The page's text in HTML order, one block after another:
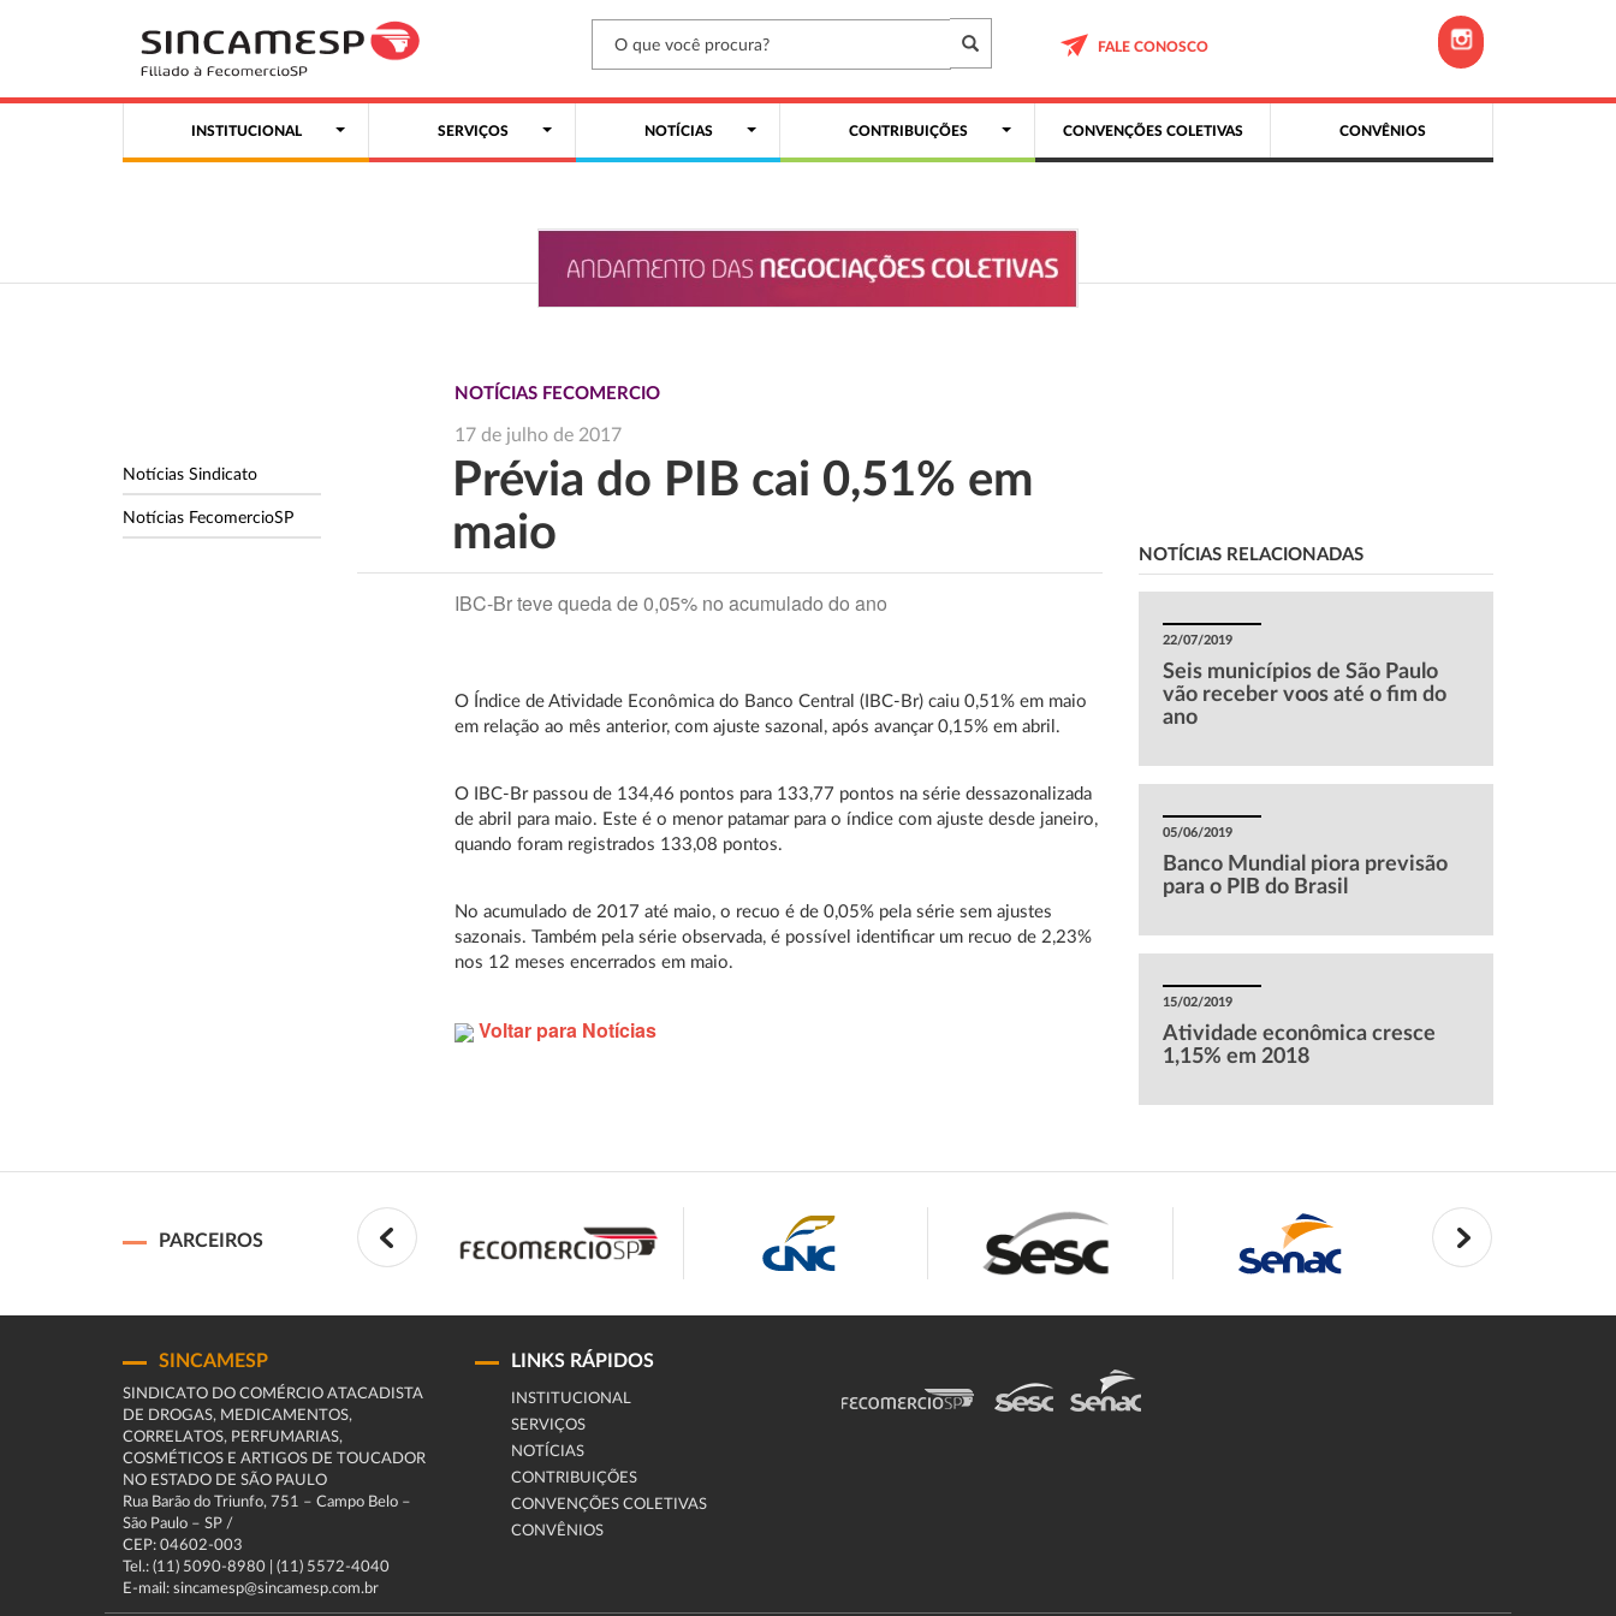
FALE CONOSCO
INSTITUCIONAL SERVIÇOS NOTÍCIAS CONTRIBUIÇÕES CONVENÇÕES COLETIVAS CONVÊNIOS
Notícias Sindicato
Notícias FecomercioSP
NOTÍCIAS FECOMERCIO
17 de julho de 2017
Prévia do PIB cai 0,51% em
maio
IBC-Br teve queda de 0,05% no acumulado do ano
O Índice de Atividade Econômica do Banco Central (IBC-Br) caiu 0,51% em maio
em relação ao mês anterior, com ajuste sazonal, após avançar 0,15% em abril.
O IBC-Br passou de 134,46 pontos para 133,77 pontos na série dessazonalizada
de abril para maio. Este é o menor patamar para o índice com ajuste desde janeiro,
quando foram registrados 133,08 pontos.
No acumulado de 2017 até maio, o recuo é de 0,05% pela série sem ajustes
sazonais. Também pela série observada, é possível identificar um recuo de 2,23%
nos 12 meses encerrados em maio.
Voltar para Notícias
NOTÍCIAS RELACIONADAS
22/07/2019
Seis municípios de São Paulo
vão receber voos até o fim do
ano
05/06/2019
Banco Mundial piora previsão
para o PIB do Brasil
15/02/2019
Atividade econômica cresce
1,15% em 2018
PARCEIROS
SINCAMESP
SINDICATO DO COMÉRCIO ATACADISTA
DE DROGAS, MEDICAMENTOS,
CORRELATOS, PERFUMARIAS,
COSMÉTICOS E ARTIGOS DE TOUCADOR
NO ESTADO DE SÃO PAULO
Rua Barão do Triunfo, 751 – Campo Belo –
São Paulo – SP /
CEP: 04602-003
Tel.: (11) 5090-8980 | (11) 5572-4040
E-mail: sincamesp@sincamesp.com.br
LINKS RÁPIDOS
INSTITUCIONAL
SERVIÇOS
NOTÍCIAS
CONTRIBUIÇÕES
CONVENÇÕES COLETIVAS
CONVÊNIOS